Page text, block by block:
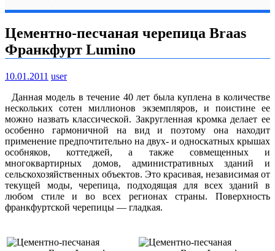
Цементно-песчаная черепица Braas
Франкфурт Lumino
10.01.2011 user
Данная модель в течение 40 лет была куплена в количестве
нескольких сотен миллионов экземпляров, и поистине ее
можно назвать классической. Закругленная кромка делает ее
особенно гармоничной на вид и поэтому она находит
применение предпочтительно на двух- и односкатных крышах
особняков, коттеджей, а также совмещенных и
многоквартирных домов, административных зданий и
сельскохозяйственных объектов. Это красивая, независимая от
текущей моды, черепица, подходящая для всех зданий в
любом стиле и во всех регионах страны. Поверхность
франкфуртской черепицы — гладкая.